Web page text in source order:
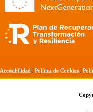
Accesibilidad | Política de Cookies |